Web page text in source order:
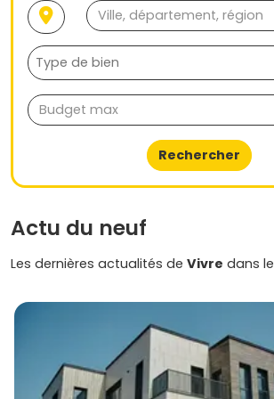
Rechercher
Actu du neuf
Les dernières actualités de Vivre dans le